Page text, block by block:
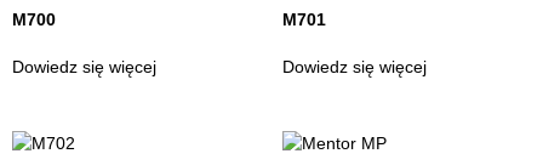
M700
Dowiedz się więcej
M701
Dowiedz się więcej